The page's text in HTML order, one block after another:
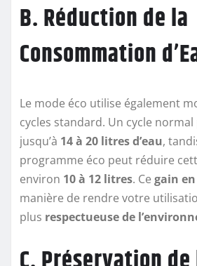
B. Réduction de la
Consommation
Le mode éco utilise également
cycles standard. Un cycle
jusqu’à 14 à 20 litres d’eau,
programme éco peut réduire
environ 10 à 12 litres. Ce gain
manière de rendre votre
plus respectueuse de